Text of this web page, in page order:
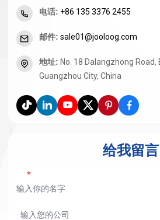
电话: +86 135 3376 2455
邮件: sale01@jooloog.com
地址: No. 18 Dalangzhong Road,
Guangzhou City, China
给我留言
*